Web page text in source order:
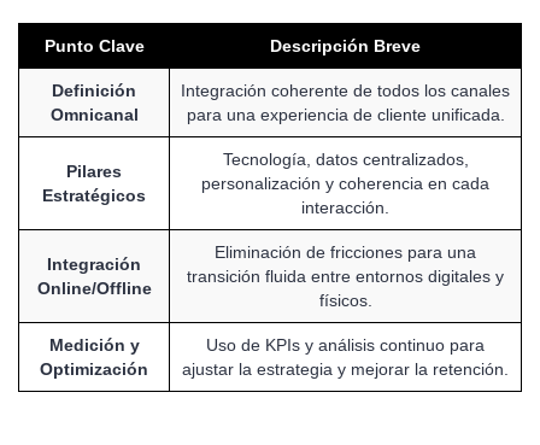
Punto Clave Descripción Breve
Definición
Omnicanal
Integración coherente de todos los canales
para una experiencia de cliente unificada.
Pilares
Estratégicos
Tecnología, datos centralizados,
personalización y coherencia en cada
interacción.
Integración
Online/Offline
Eliminación de fricciones para una
transición fluida entre entornos digitales y
físicos.
Medición y
Optimización
Uso de KPIs y análisis continuo para
ajustar la estrategia y mejorar la retención.